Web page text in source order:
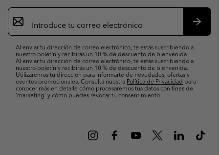
Suscripción
de
correo
Al enviar tu dirección de correo electrónico, te estás suscribiendo a
nuestro boletín y recibirás un 10 % de descuento de bienvenida.
Al enviar tu dirección de correo electrónico, te estás suscribiendo a
nuestro boletín y recibirás un 10 % de descuento de bienvenida.
Utilizaremos tu dirección para informarte de novedades, ofertas y
eventos promocionales. Consulta nuestra Política de Privacidad para
conocer más en detalle cómo procesaremos tus datos con fines de
’marketing’ y cómo puedes revocar tu consentimiento.